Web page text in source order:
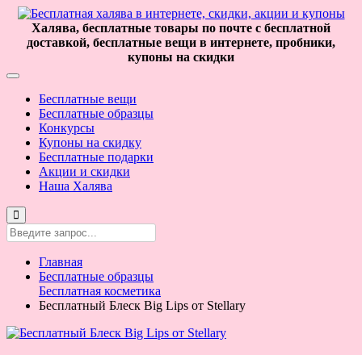
Халява, бесплатные товары по почте с бесплатной
доставкой, бесплатные вещи в интернете, пробники,
купоны на скидки
Бесплатные вещи
Бесплатные образцы
Конкурсы
Купоны на скидку
Бесплатные подарки
Акции и скидки
Наша Халява
Главная
Бесплатные образцы
Бесплатная косметика
Бесплатный Блеск Big Lips от Stellary